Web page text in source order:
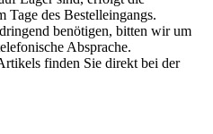
Tage des Bestelleingangs.
benötigen, bitten wir um
Absprache.
finden Sie direkt bei der